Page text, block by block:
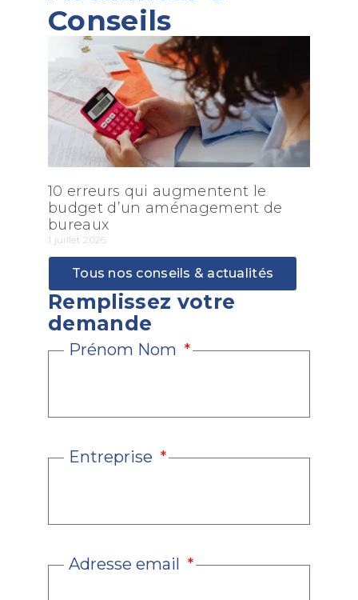
Conseils
10 erreurs qui augmentent le
budget d’un aménagement de
bureaux
1 juillet 2026
Tous nos conseils & actualités
Remplissez votre
demande
Prénom Nom
Entreprise
Adresse email